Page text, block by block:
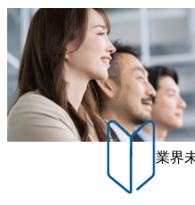
きます。 ● 勤務地 東京都渋谷区渋谷3丁目6-7 渋谷金王タワ
ー 事業所内禁煙(入居する施
則により就業時間内の喫煙
制度あり オンライン ● 必須
持ちの方 ・システム・ソフ
件定義～基本設計など上流
● 歓迎要件 ・要件定義から
工程の経験 ・サブリーダー
様との折衝経験、交渉経験
務改善に取り組まれたご経
といえばSAPをはじめとし
こともあるが実態としては
どのトップラインを上げる
スポーツ&エンターテイメン
し、業界内で大きな存在感
タイルやライフイベントに
実現するため、さまざまな
文化理解や女性の活躍推進
クス制度やフリーロケーシ
どの多様な働き方をサポー
6年8月23日(日) 9:00～18:00
ム ※初回プログラム : 8月29
日(水) 16:00 Bain &
ogram (女性候補者向け選考
ます。クライアントに斬新
雑な経営課題を解決するた
は欠かせません。是非、ユ
性の皆様に多数ご参画頂き
性はどのように活躍をして
験がなく対策の仕方が知り
業界